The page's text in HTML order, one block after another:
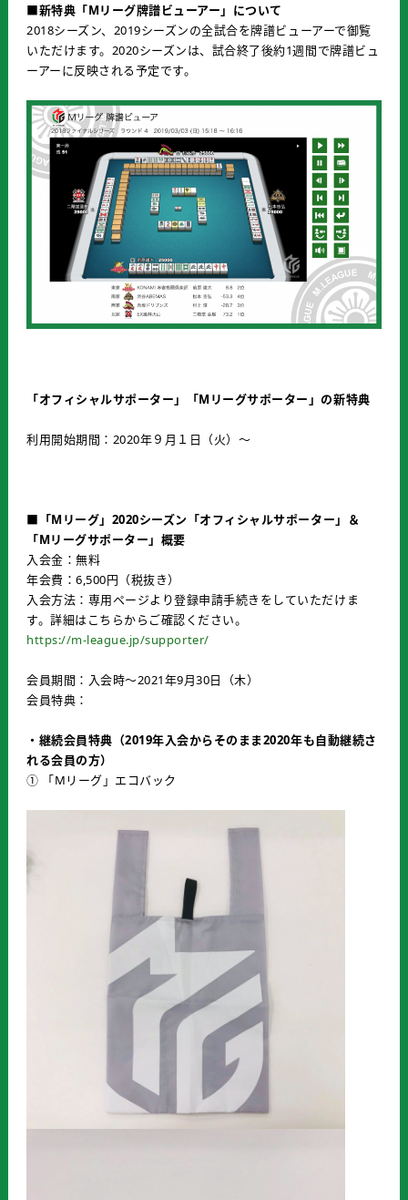
■新特典「Mリーグ牌譜ビューアー」について
2018シーズン、2019シーズンの全試合を牌譜ビューアーで御覧
いただけます。2020シーズンは、試合終了後約1週間で牌譜ビュ
ーアーに反映される予定です。
「オフィシャルサポーター」「Mリーグサポーター」の新特典
利用開始期間：2020年９月１日（火）～
■「Mリーグ」2020シーズン「オフィシャルサポーター」＆
「Mリーグサポーター」概要
入会金：無料
年会費：6,500円（税抜き）
入会方法：専用ページより登録申請手続きをしていただけま
す。詳細はこちらからご確認ください。
https://m-league.jp/supporter/
会員期間：入会時～2021年9月30日（木）
会員特典：
・継続会員特典（2019年入会からそのまま2020年も自動継続さ
れる会員の方）
① 「Mリーグ」エコバック